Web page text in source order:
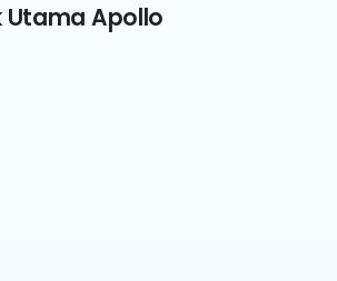
Utama Apollo